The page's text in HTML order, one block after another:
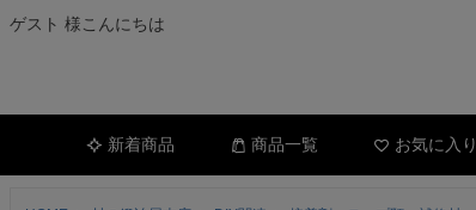
ゲスト 様こんにちは
新着商品 商品一覧 お気に入り